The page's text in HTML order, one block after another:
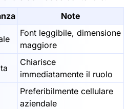
Note
Font leggibile, dimensione
maggiore
Chiarisce
immediatamente il ruolo
Preferibilmente cellulare
aziendale